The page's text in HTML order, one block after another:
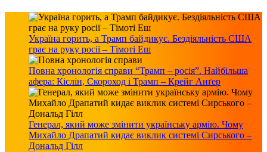
Україна горить, а Трамп байдикує. Бездіяльність США
грає на руку росії – Тімоті Еш
Повна хронологія справи “Трамп – росія”. Найбільша
афера: Кіслін, Скороход і Трамп – Крейг Анґер
Генерал, який може змінити українську армію. Чому
Михайло Драпатий кидає виклик системі Сирського –
Дональд Гілл